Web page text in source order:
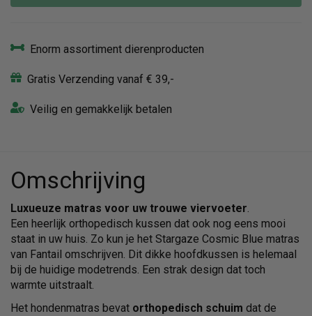
Enorm assortiment dierenproducten
Gratis Verzending vanaf € 39,-
Veilig en gemakkelijk betalen
Omschrijving
Luxueuze matras voor uw trouwe viervoeter.
Een heerlijk orthopedisch kussen dat ook nog eens mooi
staat in uw huis. Zo kun je het Stargaze Cosmic Blue matras
van Fantail omschrijven. Dit dikke hoofdkussen is helemaal
bij de huidige modetrends. Een strak design dat toch
warmte uitstraalt.
Het hondenmatras bevat orthopedisch schuim dat de